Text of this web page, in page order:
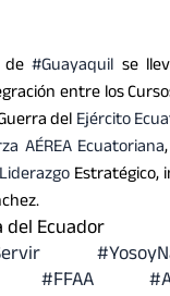
de#Guayaquil se
entre los
delEjército
AÉREA Ecuatoriana
Estratégico,
Ecuador
#FFAA